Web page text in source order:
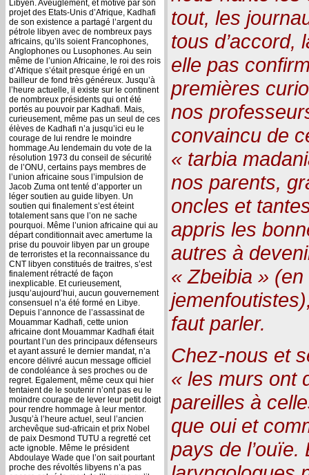
Libyen. Aveuglement, et motivé par son
projet des Etats-Unis d’Afrique, Kadhafi
de son existence a partagé l’argent du
pétrole libyen avec de nombreux pays
africains, qu’ils soient Francophones,
Anglophones ou Lusophones. Au sein
même de l’union Africaine, le roi des rois
d’Afrique s’était presque érigé en un
bailleur de fond très généreux. Jusqu’à
l’heure actuelle, il existe sur le continent
de nombreux présidents qui ont été
portés au pouvoir par Kadhafi. Mais,
curieusement, même pas un seul de ces
élèves de Kadhafi n’a jusqu’ici eu le
courage de lui rendre le moindre
hommage.Au lendemain du vote de la
résolution 1973 du conseil de sécurité
de l’ONU, certains pays membres de
l’union africaine sous l’impulsion de
Jacob Zuma ont tenté d’apporter un
léger soutien au guide libyen. Un
soutien qui finalement s’est éteint
totalement sans que l’on ne sache
pourquoi. Même l’union africaine qui au
départ conditionnait avec amertume la
prise du pouvoir libyen par un groupe
de terroristes et la reconnaissance du
CNT libyen constitués de traitres, s’est
finalement rétracté de façon
inexplicable. Et curieusement,
jusqu’aujourd’hui, aucun gouvernement
consensuel n’a été formé en Libye.
Depuis l’annonce de l’assassinat de
Mouammar Kadhafi, cette union
africaine dont Mouammar Kadhafi était
pourtant l’un des principaux défenseurs
et ayant assuré le dernier mandat, n’a
encore délivré aucun message officiel
de condoléance à ses proches ou de
regret. Egalement, même ceux qui hier
tentaient de le soutenir n’ont pas eu le
moindre courage de lever leur petit doigt
pour rendre hommage à leur mentor.
Jusqu’à l’heure actuel, seul l’ancien
archevêque sud-africain et prix Nobel
de paix Desmond TUTU a regretté cet
acte ignoble. Même le président
Abdoulaye Wade que l’on sait pourtant
proche des révoltés libyens n’a pas
tout, les
tous d’accord,
elle pas
premières
nos
convaincu de
« tarbia
nos parents,
oncles et
appris les
autres à
« Zbeibia » (en
faut parler.
Chez-nous et
« les murs ont
pareilles à
que oui et
pays de